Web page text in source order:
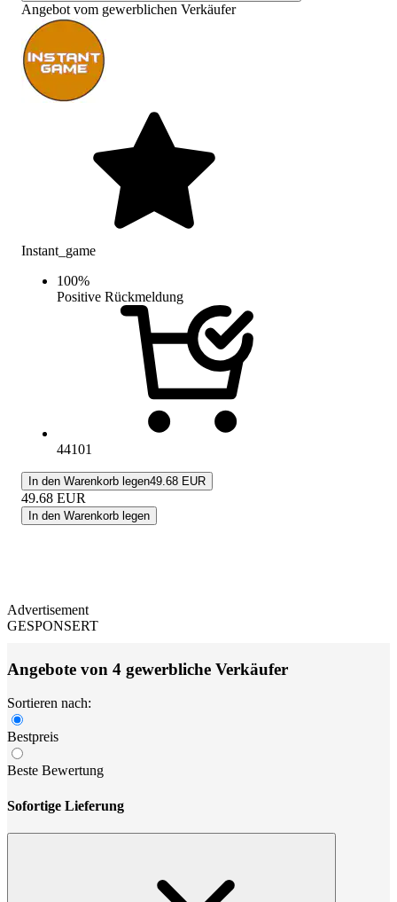
Angebot vom gewerblichen Verkäufer
Instant_game
100%
Positive Rückmeldung
44101
In den Warenkorb legen49.68 EUR
49.68 EUR
In den Warenkorb legen
Advertisement
GESPONSERT
Angebote von 4 gewerbliche Verkäufer
Sortieren nach:
Bestpreis
Beste Bewertung
Sofortige Lieferung